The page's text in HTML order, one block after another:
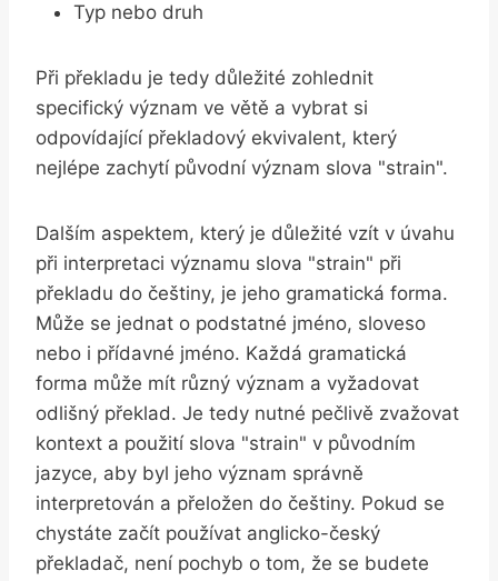
Typ nebo druh
Při překladu je tedy důležité zohlednit
specifický význam ve větě a vybrat si
odpovídající překladový ekvivalent, který
nejlépe zachytí původní význam slova "strain".
Dalším aspektem, který je důležité vzít v úvahu
při interpretaci významu slova "strain" při
překladu do češtiny, je jeho gramatická forma.
Může se jednat o podstatné jméno, sloveso
nebo i přídavné jméno. Každá gramatická
forma může mít různý význam a vyžadovat
odlišný překlad. Je tedy nutné pečlivě zvažovat
kontext a použití slova "strain" v původním
jazyce, aby byl jeho význam správně
interpretován a přeložen do češtiny. Pokud se
chystáte začít používat anglicko-český
překladač, není pochyb o tom, že se budete